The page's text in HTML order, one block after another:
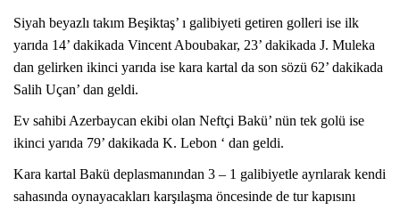
Siyah beyazlı takım Beşiktaş’ ı galibiyeti getiren golleri ise ilk
yarıda 14’ dakikada Vincent Aboubakar, 23’ dakikada J. Muleka
dan gelirken ikinci yarıda ise kara kartal da son sözü 62’ dakikada
Salih Uçan’ dan geldi.
Ev sahibi Azerbaycan ekibi olan Neftçi Bakü’ nün tek golü ise
ikinci yarıda 79’ dakikada K. Lebon ‘ dan geldi.
Kara kartal Bakü deplasmanından 3 – 1 galibiyetle ayrılarak kendi
sahasında oynayacakları karşılaşma öncesinde de tur kapısını